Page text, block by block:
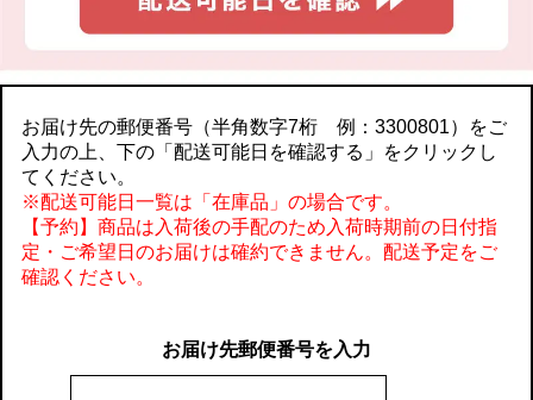
お届け先の郵便番号（半角数字7桁 例：3300801）をご
入力の上、下の「配送可能日を確認する」をクリックし
てください。
※配送可能日一覧は「在庫品」の場合です。
【予約】商品は入荷後の手配のため入荷時期前の日付指
定・ご希望日のお届けは確約できません。配送予定をご
確認ください。
お届け先郵便番号を入力